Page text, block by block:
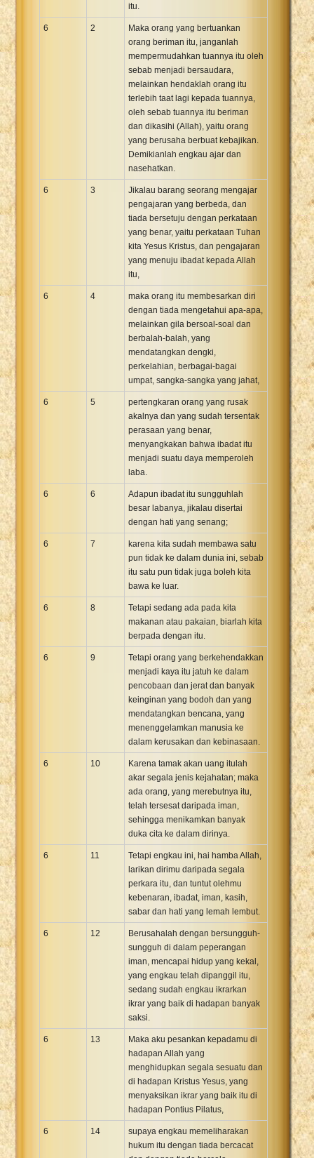
itu.
6 2
Maka orang yang bertuankan
orang beriman itu, janganlah
mempermudahkan tuannya itu oleh
sebab menjadi bersaudara,
melainkan hendaklah orang itu
terlebih taat lagi kepada tuannya,
oleh sebab tuannya itu beriman
dan dikasihi (Allah), yaitu orang
yang berusaha berbuat kebajikan.
Demikianlah engkau ajar dan
nasehatkan.
6 3
Jikalau barang seorang mengajar
pengajaran yang berbeda, dan
tiada bersetuju dengan perkataan
yang benar, yaitu perkataan Tuhan
kita Yesus Kristus, dan pengajaran
yang menuju ibadat kepada Allah
itu,
6 4
maka orang itu membesarkan diri
dengan tiada mengetahui apa-apa,
melainkan gila bersoal-soal dan
berbalah-balah, yang
mendatangkan dengki,
perkelahian, berbagai-bagai
umpat, sangka-sangka yang jahat,
6 5
pertengkaran orang yang rusak
akalnya dan yang sudah tersentak
perasaan yang benar,
menyangkakan bahwa ibadat itu
menjadi suatu daya memperoleh
laba.
6 6
Adapun ibadat itu sungguhlah
besar labanya, jikalau disertai
dengan hati yang senang;
6 7
karena kita sudah membawa satu
pun tidak ke dalam dunia ini, sebab
itu satu pun tidak juga boleh kita
bawa ke luar.
6 8
Tetapi sedang ada pada kita
makanan atau pakaian, biarlah kita
berpada dengan itu.
6 9
Tetapi orang yang berkehendakkan
menjadi kaya itu jatuh ke dalam
pencobaan dan jerat dan banyak
keinginan yang bodoh dan yang
mendatangkan bencana, yang
menenggelamkan manusia ke
dalam kerusakan dan kebinasaan.
6 10
Karena tamak akan uang itulah
akar segala jenis kejahatan; maka
ada orang, yang merebutnya itu,
telah tersesat daripada iman,
sehingga menikamkan banyak
duka cita ke dalam dirinya.
6 11
Tetapi engkau ini, hai hamba Allah,
larikan dirimu daripada segala
perkara itu, dan tuntut olehmu
kebenaran, ibadat, iman, kasih,
sabar dan hati yang lemah lembut.
6 12
Berusahalah dengan bersungguh-
sungguh di dalam peperangan
iman, mencapai hidup yang kekal,
yang engkau telah dipanggil itu,
sedang sudah engkau ikrarkan
ikrar yang baik di hadapan banyak
saksi.
6 13
Maka aku pesankan kepadamu di
hadapan Allah yang
menghidupkan segala sesuatu dan
di hadapan Kristus Yesus, yang
menyaksikan ikrar yang baik itu di
hadapan Pontius Pilatus,
6 14
supaya engkau memeliharakan
hukum itu dengan tiada bercacat